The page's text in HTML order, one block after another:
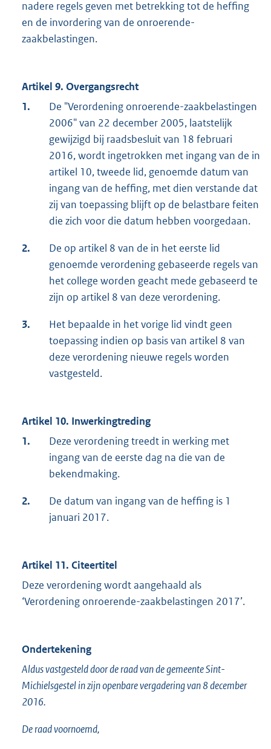
nadere regels geven met betrekking tot de heffing
en de invordering van de onroerende-
zaakbelastingen.
Artikel 9. Overgangsrecht
1.
De "Verordening onroerende-zaakbelastingen
2006" van 22 december 2005, laatstelijk
gewijzigd bij raadsbesluit van 18 februari
2016, wordt ingetrokken met ingang van de in
artikel 10, tweede lid, genoemde datum van
ingang van de heffing, met dien verstande dat
zij van toepassing blijft op de belastbare feiten
die zich voor die datum hebben voorgedaan.
2.
De op artikel 8 van de in het eerste lid
genoemde verordening gebaseerde regels van
het college worden geacht mede gebaseerd te
zijn op artikel 8 van deze verordening.
3.
Het bepaalde in het vorige lid vindt geen
toepassing indien op basis van artikel 8 van
deze verordening nieuwe regels worden
vastgesteld.
Artikel 10. Inwerkingtreding
1.
Deze verordening treedt in werking met
ingang van de eerste dag na die van de
bekendmaking.
2.
De datum van ingang van de heffing is 1
januari 2017.
Artikel 11. Citeertitel
Deze verordening wordt aangehaald als
‘Verordening onroerende-zaakbelastingen 2017’.
Ondertekening
Aldus vastgesteld door de raad van de gemeente Sint-
Michielsgestel in zijn openbare vergadering van 8 december
2016.
De raad voornoemd,